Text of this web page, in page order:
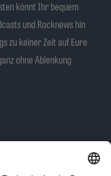
könnt Ihr bequem
und Rocknews hin
zu keiner Zeit auf Eure
ohne Ablenkung